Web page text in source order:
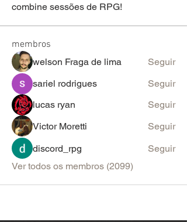
combine sessões de RPG!
membros
welson Fraga de lima
Seguir
sariel rodrigues
Seguir
lucas ryan
Seguir
Victor Moretti
Seguir
discord_rpg
Seguir
Ver todos os membros (2099)